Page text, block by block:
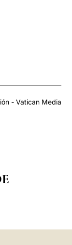
- Vatican Media